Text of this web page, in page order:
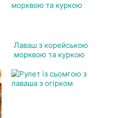
Лаваш з корейською
морквою та куркою